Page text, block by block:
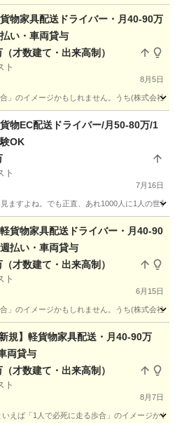
バー 80万
貨物家具配送ドライバー・月40-90万
い・車両貸与
才数建て・出来高制）
ト
8月5日
」のイメージかもしれません。うち(株式会社
ドライバー 貨物
貨物EC配送ドライバー/月50-80万/1
OK
ト
7月16日
見ますよね。でも正直、あれ1000人に1人の世
ドライバー 80万
軽貨物家具配送ドライバー・月40-90
払い・車両貸与
才数建て・出来高制）
ト
6月15日
」のイメージかもしれません。うち(株式会社
ドライバー 貨物
規】軽貨物家具配送・月40-90万
両貸与
才数建て・出来高制）
ト
8月7日
いえば「1人で必死に走る歩合」のイメージか